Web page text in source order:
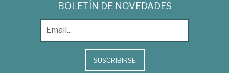
BOLETÍN DE NOVEDADES
SUSCRIBIRSE